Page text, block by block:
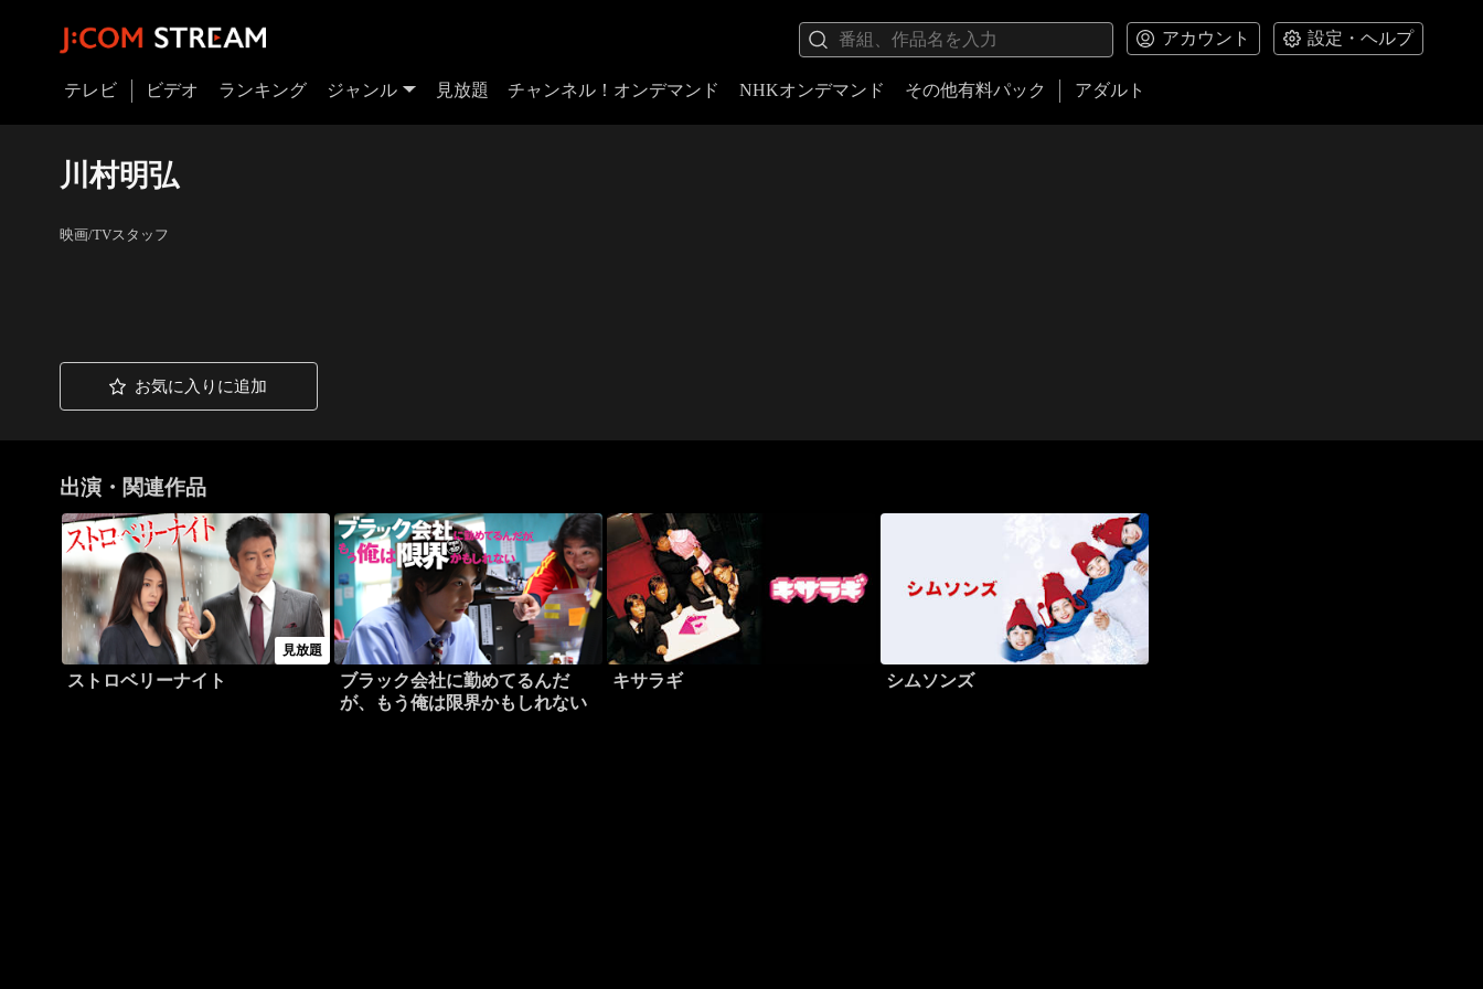
アカウント 設定・ヘルプ
テレビ ビデオ ランキング ジャンル 見放題 チャンネル！オンデマンド NHKオンデマンド その他有料パック アダルト
川村明弘
映画/TVスタッフ
お気に入りに追加
出演・関連作品
見放題
ストロベリーナイト
ブラック会社に勤めてるんだ
が、もう俺は限界かもしれない
キサラギ シムソンズ